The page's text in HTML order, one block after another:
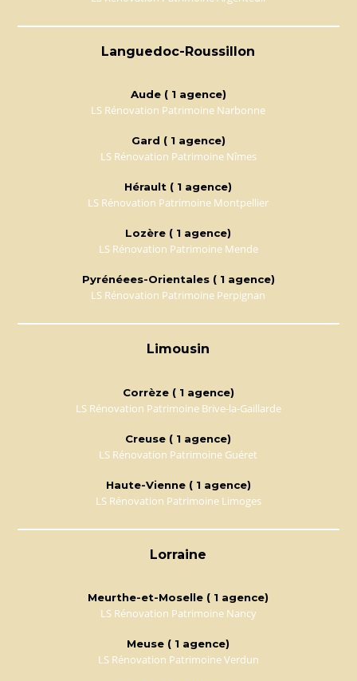
Languedoc-Roussillon
Aude ( 1 agence)
LS Rénovation Patrimoine Narbonne
Gard ( 1 agence)
LS Rénovation Patrimoine Nîmes
Hérault ( 1 agence)
LS Rénovation Patrimoine Montpellier
Lozère ( 1 agence)
LS Rénovation Patrimoine Mende
Pyrénéees-Orientales ( 1 agence)
LS Rénovation Patrimoine Perpignan
Limousin
Corrèze ( 1 agence)
LS Rénovation Patrimoine Brive-la-Gaillarde
Creuse ( 1 agence)
LS Rénovation Patrimoine Guéret
Haute-Vienne ( 1 agence)
LS Rénovation Patrimoine Limoges
Lorraine
Meurthe-et-Moselle ( 1 agence)
LS Rénovation Patrimoine Nancy
Meuse ( 1 agence)
LS Rénovation Patrimoine Verdun